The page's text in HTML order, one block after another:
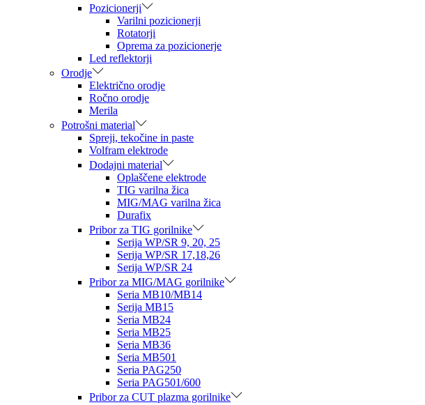
Pozicionerji
Varilni pozicionerji
Rotatorji
Oprema za pozicionerje
Led reflektorji
Orodje
Električno orodje
Ročno orodje
Merila
Potrošni material
Spreji, tekočine in paste
Volfram elektrode
Dodajni material
Oplaščene elektrode
TIG varilna žica
MIG/MAG varilna žica
Durafix
Pribor za TIG gorilnike
Serija WP/SR 9, 20, 25
Serija WP/SR 17,18,26
Serija WP/SR 24
Pribor za MIG/MAG gorilnike
Seria MB10/MB14
Serija MB15
Seria MB24
Seria MB25
Seria MB36
Seria MB501
Seria PAG250
Seria PAG501/600
Pribor za CUT plazma gorilnike